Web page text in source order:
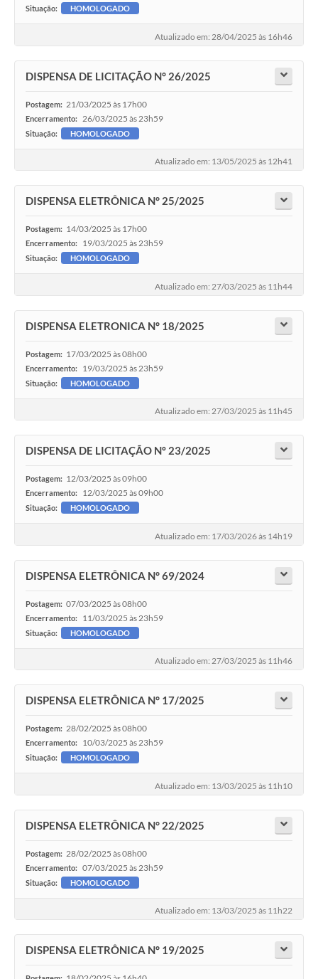
Situação: HOMOLOGADO
Atualizado em: 28/04/2025 às 16h46
DISPENSA DE LICITAÇÃO N° 26/2025
Postagem: 21/03/2025 às 17h00
Encerramento: 26/03/2025 às 23h59
Situação: HOMOLOGADO
Atualizado em: 13/05/2025 às 12h41
DISPENSA ELETRÔNICA N° 25/2025
Postagem: 14/03/2025 às 17h00
Encerramento: 19/03/2025 às 23h59
Situação: HOMOLOGADO
Atualizado em: 27/03/2025 às 11h44
DISPENSA ELETRONICA N° 18/2025
Postagem: 17/03/2025 às 08h00
Encerramento: 19/03/2025 às 23h59
Situação: HOMOLOGADO
Atualizado em: 27/03/2025 às 11h45
DISPENSA DE LICITAÇÃO Nº 23/2025
Postagem: 12/03/2025 às 09h00
Encerramento: 12/03/2025 às 09h00
Situação: HOMOLOGADO
Atualizado em: 17/03/2026 às 14h19
DISPENSA ELETRÔNICA N° 69/2024
Postagem: 07/03/2025 às 08h00
Encerramento: 11/03/2025 às 23h59
Situação: HOMOLOGADO
Atualizado em: 27/03/2025 às 11h46
DISPENSA ELETRÔNICA N° 17/2025
Postagem: 28/02/2025 às 08h00
Encerramento: 10/03/2025 às 23h59
Situação: HOMOLOGADO
Atualizado em: 13/03/2025 às 11h10
DISPENSA ELETRÔNICA N° 22/2025
Postagem: 28/02/2025 às 08h00
Encerramento: 07/03/2025 às 23h59
Situação: HOMOLOGADO
Atualizado em: 13/03/2025 às 11h22
DISPENSA ELETRÔNICA N° 19/2025